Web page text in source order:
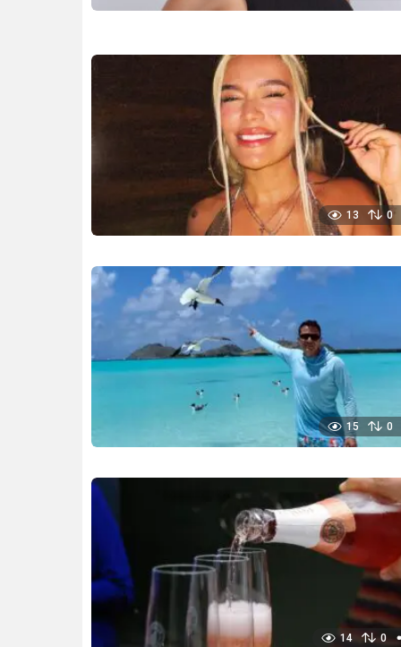
13 0
15 0
14 0